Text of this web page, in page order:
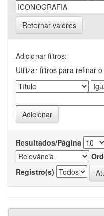
Retornar valores
Adicionar filtros:
Utilizar filtros para refinar
Resultados/Página
Registro(s)